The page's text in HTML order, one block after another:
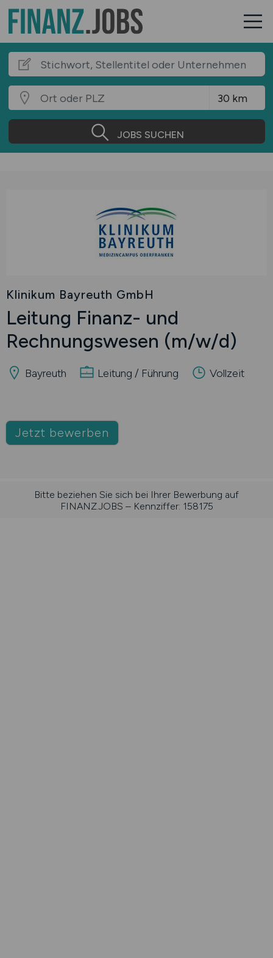
JOBS SUCHEN
Klinikum Bayreuth GmbH
Leitung Finanz- und
Rechnungswesen (m/w/d)
Bayreuth Leitung / Führung Vollzeit
Jetzt bewerben
Bitte beziehen Sie sich bei Ihrer Bewerbung auf
FINANZ.JOBS – Kennziffer: 158175